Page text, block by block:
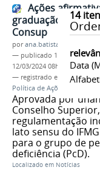
14
Data
Ações
graduação é
Consup
porana.batista
— publicado 19/04/2022—
12/03/2024 08h40
— registrado em:
Política de Ações Afirmativas
Aprovada por
Conselho Superior,
regulamentação
lato sensu do
para o grupo de
deficiência (PcD).
Localizado em Notícias